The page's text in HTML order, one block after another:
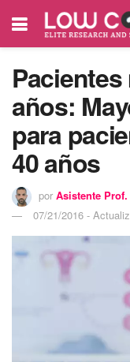
años:
para
40 años
por Asistente
07/21/2016 -